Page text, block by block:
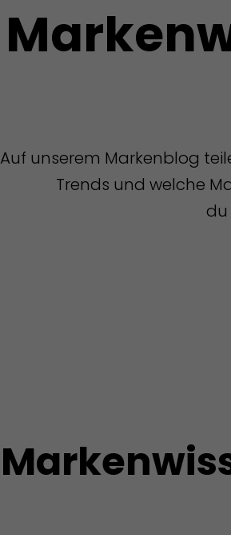
Auf unserem Markenblog
Trends und welche
du